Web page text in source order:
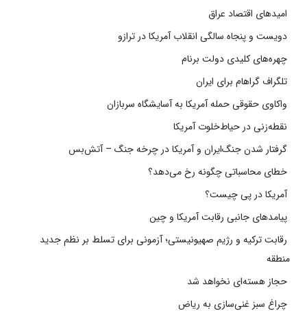
امیدهای اقتصاد عراق
دویست و پنجاه سالگی انقلاب آمریکا در ترازو
چهره‌های کلیدی دولت برنام
تلگراف گراهام برای ایران
واکاوی حقوقی حمله آمریکا به آسایشگاه سربازان
نقطه‌زنی در حیاط‌خلوت آمریکا
گرفتار شدن جنگ‌ایران و آمریکا در چرخه جنگ – آتش‌بس
خطای محاسباتی چگونه رخ می‌دهد؟
آمریکا در پی چیست؟
پیامدهای جانبی رقابت آمریکا و چین
رقابت ترکیه و رژیم صهیونیستی؛ آزمونی برای تسلط بر نظم جدید
منطقه
حجاز هسته‌ای نخواهد شد
چراغ سبز غنی‌سازی به ریاض